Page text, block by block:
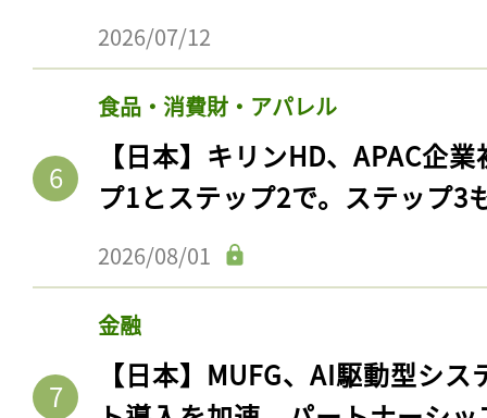
2026/07/12
食品・消費財・アパレル
【日本】キリンHD、APAC企
プ1とステップ2で。ステップ3
2026/08/01
金融
【日本】MUFG、AI駆動型シ
記事をお気に入りに
ログインが必
ログイン